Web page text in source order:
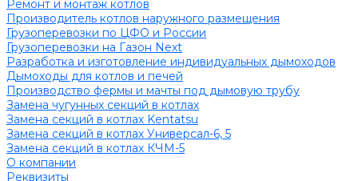
Ремонт и монтаж котлов
Производитель котлов наружного размещения
Грузоперевозки по ЦФО и России
Грузоперевозки на Газон Next
Разработка и изготовление индивидуальных дымоходов
Дымоходы для котлов и печей
Производство фермы и мачты под дымовую трубу
Замена чугунных секций в котлах
Замена секций в котлах Kentatsu
Замена секций в котлах Универсал-6, 5
Замена секций в котлах КЧМ-5
О компании
Реквизиты